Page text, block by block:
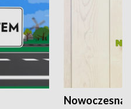
Nowoczesna